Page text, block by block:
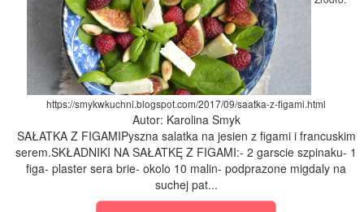
https://smykwkuchni.blogspot.com/2017/09/saatka-z-figami.html
Autor: Karolina Smyk
SAŁATKA Z FIGAMIPyszna salatka na jesien z figami i francuskim
serem.SKŁADNIKI NA SAŁATKĘ Z FIGAMI:- 2 garscie szpinaku- 1
figa- plaster sera brie- okolo 10 malin- podprazone migdaly na
suchej pat...